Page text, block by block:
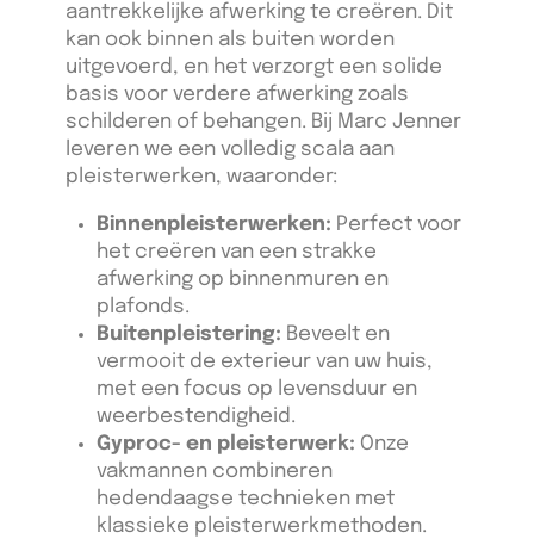
aantrekkelijke afwerking te creëren. Dit
kan ook binnen als buiten worden
uitgevoerd, en het verzorgt een solide
basis voor verdere afwerking zoals
schilderen of behangen. Bij Marc Jenner
leveren we een volledig scala aan
pleisterwerken, waaronder:
Binnenpleisterwerken: Perfect voor
het creëren van een strakke
afwerking op binnenmuren en
plafonds.
Buitenpleistering: Beveelt en
vermooit de exterieur van uw huis,
met een focus op levensduur en
weerbestendigheid.
Gyproc- en pleisterwerk: Onze
vakmannen combineren
hedendaagse technieken met
klassieke pleisterwerkmethoden.